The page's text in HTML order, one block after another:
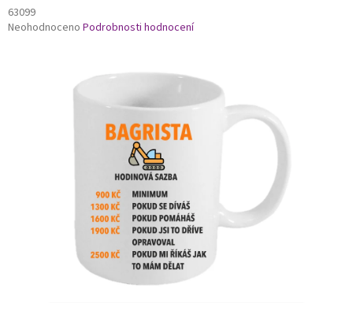
63099
Průměrné
Neohodnoceno Podrobnosti hodnocení